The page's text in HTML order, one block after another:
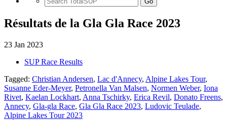
Résultats de la Gla Gla Race 2023
23 Jan 2023
SUP Race Results
Tagged: Christian Andersen, Lac d'Annecy, Alpine Lakes Tour,
Susanne Eder-Meyer, Petronella Van Malsen, Normen Weber, Iona
Rivet, Kaelan Lockhart, Anna Tschirky, Erica Revil, Donato Freens,
Annecy, Gla-gla Race, Gla Gla Race 2023, Ludovic Teulade,
Alpine Lakes Tour 2023